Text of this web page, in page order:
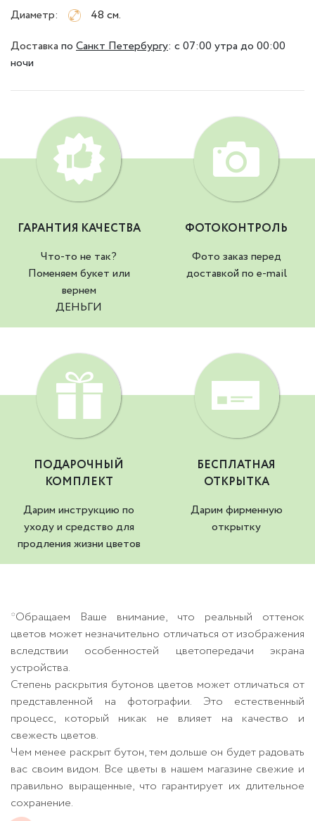
Диаметр:
48 см.
Доставка по Санкт Петербургу: с 07:00 утра до 00:00
ночи
ГАРАНТИЯ КАЧЕСТВА
Что-то не так?
Поменяем букет или
вернем
ДЕНЬГИ
ФОТОКОНТРОЛЬ
Фото заказ перед
доставкой по e-mail
ПОДАРОЧНЫЙ
КОМПЛЕКТ
Дарим инструкцию по
уходу и средство для
продления жизни цветов
БЕСПЛАТНАЯ
ОТКРЫТКА
Дарим фирменную
открытку
*Обращаем Ваше внимание, что реальный оттенок
цветов может незначительно отличаться от изображения
вследствии особенностей цветопередачи экрана
устройства.
Степень раскрытия бутонов цветов может отличаться от
представленной на фотографии. Это естественный
процесс, который никак не влияет на качество и
свежесть цветов.
Чем менее раскрыт бутон, тем дольше он будет радовать
вас своим видом. Все цветы в нашем магазине свежие и
правильно выращенные, что гарантирует их длительное
сохранение.